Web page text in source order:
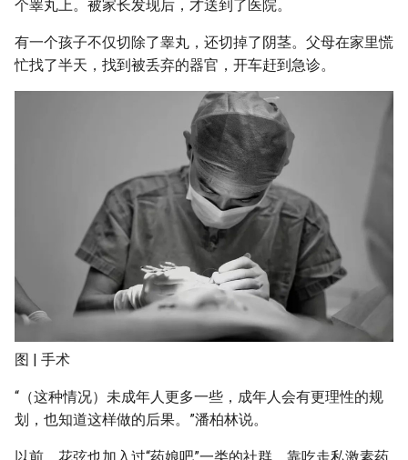
个睾丸上。被家长发现后，才送到了医院。
有一个孩子不仅切除了睾丸，还切掉了阴茎。父母在家里慌
忙找了半天，找到被丢弃的器官，开车赶到急诊。
图 | 手术
“（这种情况）未成年人更多一些，成年人会有更理性的规
划，也知道这样做的后果。”潘柏林说。